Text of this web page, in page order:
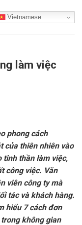
Vietnamese
làm việc
phong cách
của thiên nhiên vào
tinh thần làm việc,
công việc. Văn
viên công ty mà
tác và khách hàng.
hiểu 7 cách đơn
không gian